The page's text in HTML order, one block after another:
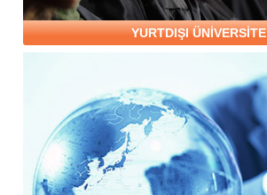
YURTDIŞI ÜNİVERSİTE